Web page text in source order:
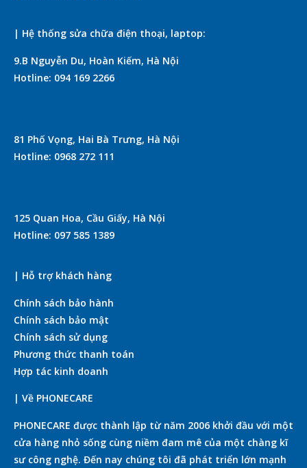
| Hệ thống sửa chữa điện thoại, laptop:
9.B Nguyễn Du, Hoàn Kiếm, Hà Nội
Hotline: 094 169 2266
81 Phố Vọng, Hai Bà Trưng, Hà Nội
Hotline: 0968 272 111
125 Quan Hoa, Cầu Giấy, Hà Nội
Hotline: 097 585 1389
| Hỗ trợ khách hàng
Chính sách bảo hành
Chính sách bảo mật
Chính sách sử dụng
Phương thức thanh toán
Hợp tác kinh doanh
| Về PHONECARE
PHONECARE được thành lập từ năm 2006 khởi đầu với một
cửa hàng nhỏ sống cùng niềm đam mê của một chàng kĩ
sư công nghệ. Đến nay chúng tôi đã phát triển lớn mạnh